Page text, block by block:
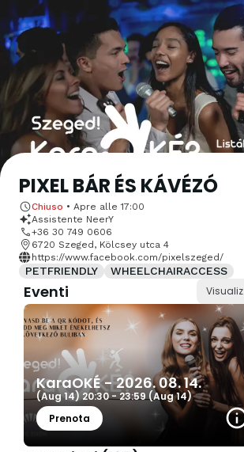
PIXEL BÁR ÉS KÁVÉZÓ
Chiuso • Apre alle 17:00
Assistente NeerY
+36 30 749 0606
6720 Szeged, Kölcsey utca 4
https://www.facebook.com/pixelszeged/
PETFRIENDLY WHEELCHAIRACCESS
Eventi
KaraOKÉ - 2026. 08. 14.
(Aug 14)20:30-23:59(Aug 14)
Prenota